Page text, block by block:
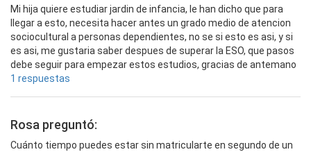
Mi hija quiere estudiar jardin de infancia, le han dicho que para
llegar a esto, necesita hacer antes un grado medio de atencion
sociocultural a personas dependientes, no se si esto es asi, y si
es asi, me gustaria saber despues de superar la ESO, que pasos
debe seguir para empezar estos estudios, gracias de antemano
1 respuestas
Rosa preguntó:
Cuánto tiempo puedes estar sin matricularte en segundo de un